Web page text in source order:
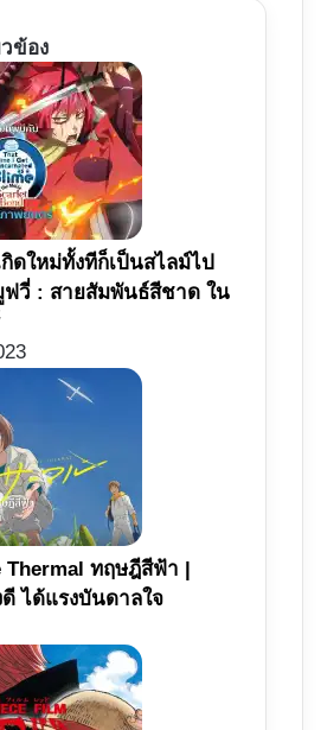
ข้อง
ดใหม่ทั้งทีก็เป็นสไลม์ไป
ฟวี่ : สายสัมพันธ์สีชาด ใน
ทฤษฎีสีฟ้า |
ได้แรงบันดาลใจ